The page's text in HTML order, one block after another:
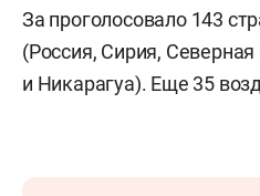
За проголосовало 143
(Россия, Сирия,
и Никарагуа). Еще 35